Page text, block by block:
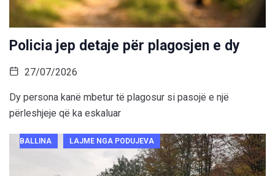
Policia jep detaje për plagosjen e dy
27/07/2026
Dy persona kanë mbetur të plagosur si pasojë e një
përleshjeje që ka eskaluar
BALLINA LAJME NGA PODUJEVA